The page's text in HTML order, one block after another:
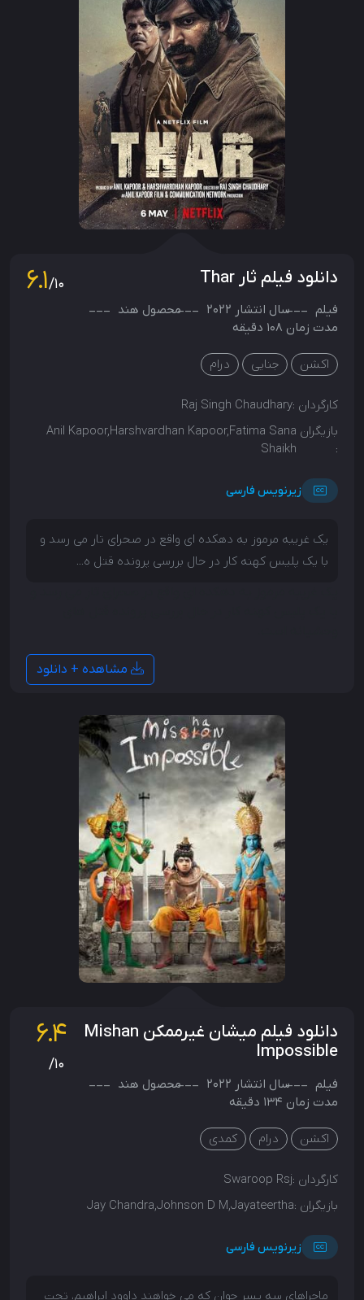
دانلود فیلم ثار Thar 6.1/10
فیلم سال انتشار 2022 محصول هند
مدت زمان 108 دقیقه
اکشن جنایی درام
کارگردان :Raj Singh Chaudhary
بازیگران
:
Anil Kapoor,Harshvardhan Kapoor,Fatima Sana
Shaikh
زیرنویس فارسی
یک غریبه مرموز به دهکده ای واقع در صحرای تار می رسد و
با یک پلیس کهنه کار در حال بررسی پرونده قتل ه...
مشاهده + دانلود
دانلود فیلم میشان غیرممکن Mishan
Impossible
6.4
/10
فیلم سال انتشار 2022 محصول هند
مدت زمان 134 دقیقه
اکشن درام کمدی
کارگردان :Swaroop Rsj
بازیگران :Jay Chandra,Johnson D M,Jayateertha
زیرنویس فارسی
ماجراهای سه پسر جوان که می خواهند داوود ابراهیم، ​​تحت